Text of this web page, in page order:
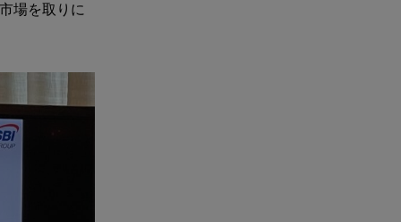
場を取りに